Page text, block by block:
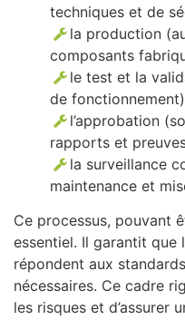
techniques et de
la production
composants
le test et la
de
l’approbation
rapports et
la surveillance
maintenance et
Ce processus, pouvant
essentiel. Il garantit que
répondent aux
nécessaires. Ce cadre
les risques et d’assurer